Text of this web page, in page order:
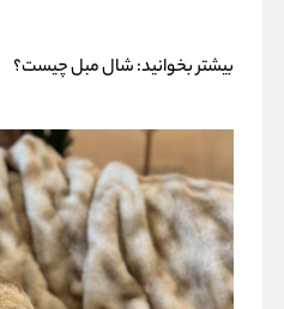
بیشتر بخوانید:شال مبل چیست؟